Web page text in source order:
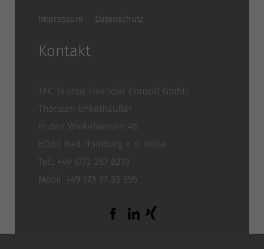
Impressum Datenschutz
Kontakt
TFC Taunus Financial Consult GmbH
Thorsten Unkelhäußer
In den Winkelwiesen 4b
61350 Bad Homburg v. d. Höhe
Tel.: +49 6172 267 8219
Mobil: +49 173 97 33 555